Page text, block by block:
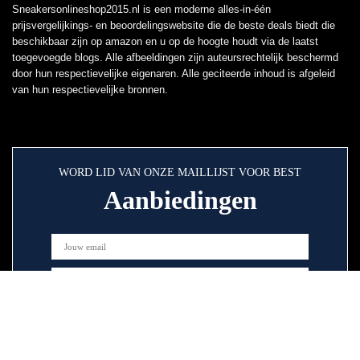
Sneakersonlineshop2015.nl is een moderne alles-in-één
prijsvergelijkings- en beoordelingswebsite die de beste deals biedt die
beschikbaar zijn op amazon en u op de hoogte houdt via de laatst
toegevoegde blogs. Alle afbeeldingen zijn auteursrechtelijk beschermd
door hun respectievelijke eigenaren. Alle geciteerde inhoud is afgeleid
van hun respectievelijke bronnen.
WORD LID VAN ONZE MAILLIJST VOOR BEST
Aanbiedingen